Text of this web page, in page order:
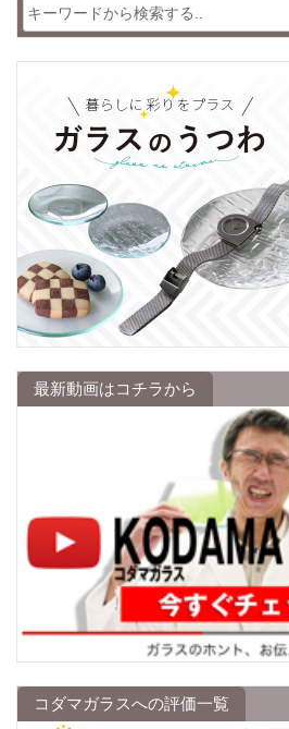
最新動画はコチラから
コダマガラスへの評価一覧